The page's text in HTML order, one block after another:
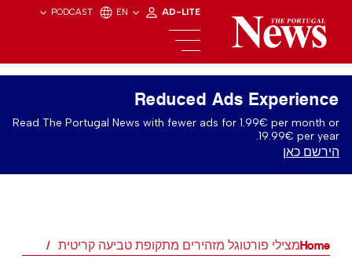
PODCAST EN AD-LITE
Reduced Ads Experience
Read The Portugal News with fewer ads for 1.99€ per month or
19.99€ per year.
הירשם כאן
Homeמצילי פורטוגל מזהירים מתקופת טביעה קריטית